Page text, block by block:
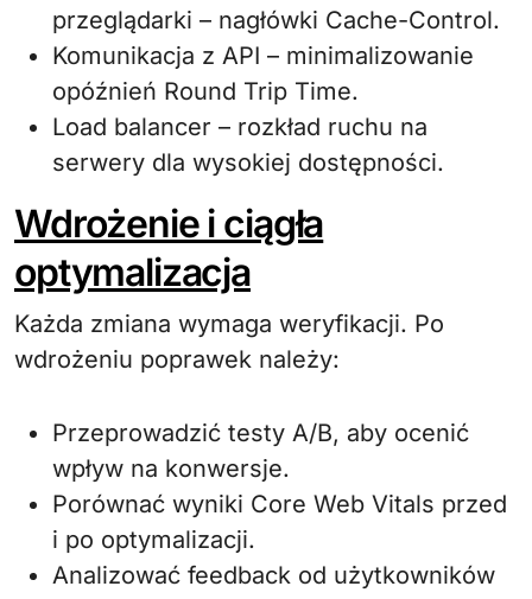
przeglądarki – nagłówki Cache-Control.
Komunikacja z API – minimalizowanie
opóźnień Round Trip Time.
Load balancer – rozkład ruchu na
serwery dla wysokiej dostępności.
Wdrożenie i ciągła
optymalizacja
Każda zmiana wymaga weryfikacji. Po
wdrożeniu poprawek należy:
Przeprowadzić testy A/B, aby ocenić
wpływ na konwersje.
Porównać wyniki Core Web Vitals przed
i po optymalizacji.
Analizować feedback od użytkowników